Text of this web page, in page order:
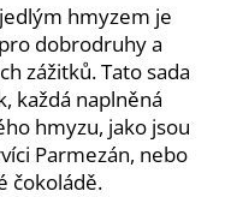
hmyzem je
dobrodruhy a
zážitků. Tato sada
každá naplněná
hmyzu, jako jsou
Parmezán, nebo
čokoládě.